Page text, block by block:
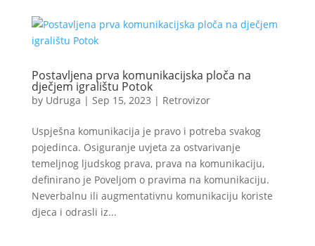
Postavljena prva komunikacijska ploča na
dječjem igralištu Potok
by Udruga | Sep 15, 2023 | Retrovizor
Uspješna komunikacija je pravo i potreba svakog
pojedinca. Osiguranje uvjeta za ostvarivanje
temeljnog ljudskog prava, prava na komunikaciju,
definirano je Poveljom o pravima na komunikaciju.
Neverbalnu ili augmentativnu komunikaciju koriste
djeca i odrasli iz...